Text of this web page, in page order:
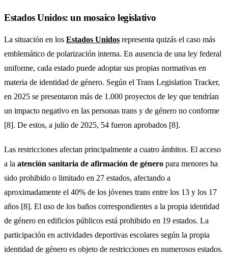
Estados Unidos: un mosaico legislativo
La situación en los Estados Unidos representa quizás el caso más
emblemático de polarización interna. En ausencia de una ley federal
uniforme, cada estado puede adoptar sus propias normativas en
materia de identidad de género. Según el Trans Legislation Tracker,
en 2025 se presentaron más de 1.000 proyectos de ley que tendrían
un impacto negativo en las personas trans y de género no conforme
[8]. De estos, a julio de 2025, 54 fueron aprobados [8].
Las restricciones afectan principalmente a cuatro ámbitos. El acceso
a la atención sanitaria de afirmación de género para menores ha
sido prohibido o limitado en 27 estados, afectando a
aproximadamente el 40% de los jóvenes trans entre los 13 y los 17
años [8]. El uso de los baños correspondientes a la propia identidad
de género en edificios públicos está prohibido en 19 estados. La
participación en actividades deportivas escolares según la propia
identidad de género es objeto de restricciones en numerosos estados.